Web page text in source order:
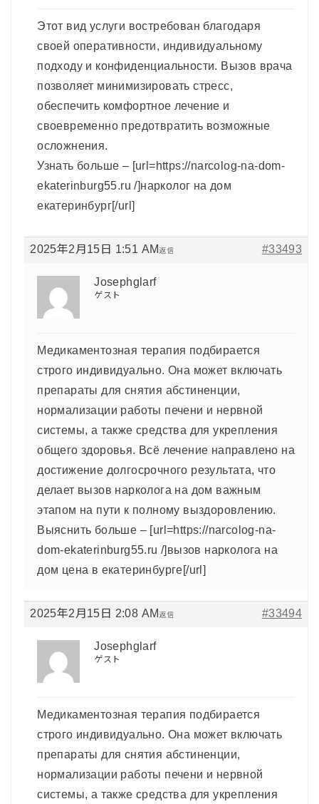
Этот вид услуги востребован благодаря
своей оперативности, индивидуальному
подходу и конфиденциальности. Вызов врача
позволяет минимизировать стресс,
обеспечить комфортное лечение и
своевременно предотвратить возможные
осложнения.
Узнать больше – [url=https://narcolog-na-dom-
ekaterinburg55.ru /]нарколог на дом
екатеринбург[/url]
2025年2月15日 1:51 AM #33493
返信
Josephglarf
ゲスト
Медикаментозная терапия подбирается
строго индивидуально. Она может включать
препараты для снятия абстиненции,
нормализации работы печени и нервной
системы, а также средства для укрепления
общего здоровья. Всё лечение направлено на
достижение долгосрочного результата, что
делает вызов нарколога на дом важным
этапом на пути к полному выздоровлению.
Выяснить больше – [url=https://narcolog-na-
dom-ekaterinburg55.ru /]вызов нарколога на
дом цена в екатеринбурге[/url]
2025年2月15日 2:08 AM #33494
返信
Josephglarf
ゲスト
Медикаментозная терапия подбирается
строго индивидуально. Она может включать
препараты для снятия абстиненции,
нормализации работы печени и нервной
системы, а также средства для укрепления